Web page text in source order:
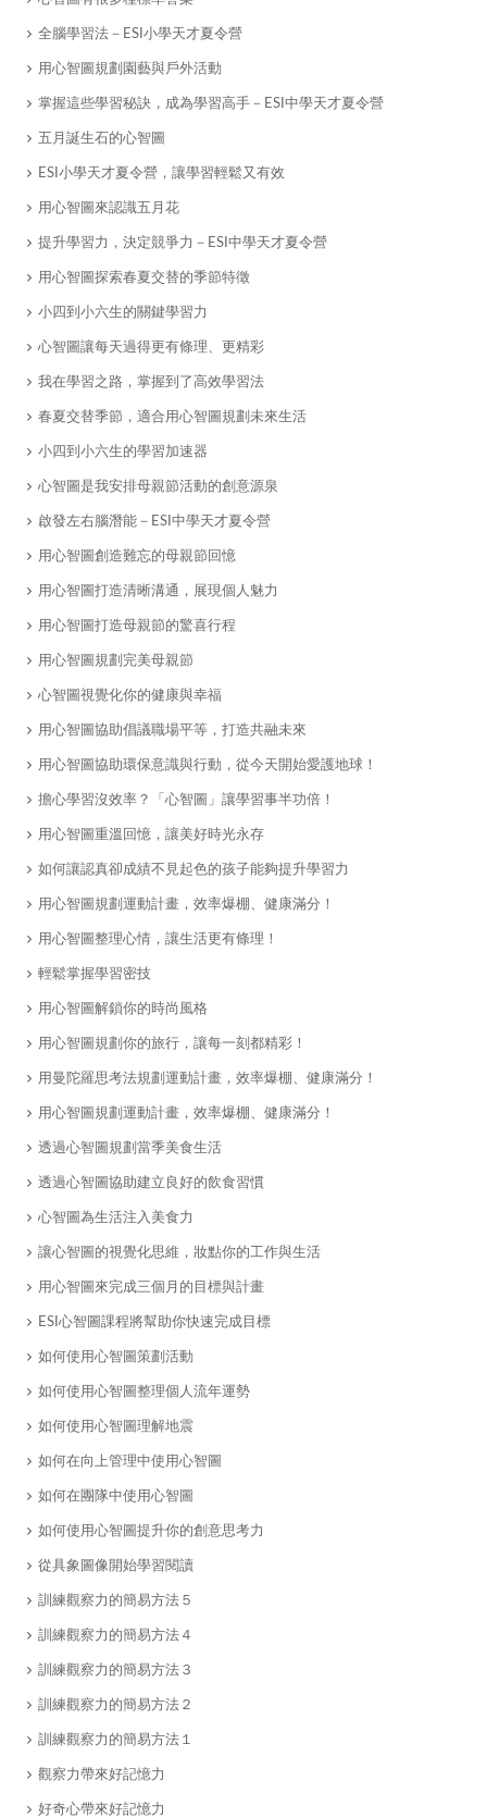
全腦學習法－ESI小學天才夏令營
​用心智圖規劃園藝與戶外活動
​掌握這些學習秘訣，成為學習高手－ESI中學天才夏令營
​五月誕生石的心智圖
ESI小學天才夏令營，讓學習輕鬆又有效
用心智圖來認識五月花
提升學習力，決定競爭力－ESI中學天才夏令營
用心智圖探索春夏交替的季節特徵
小四到小六生的關鍵學習力
心智圖讓每天過得更有條理、更精彩
我在學習之路，掌握到了高效學習法
春夏交替季節，適合用心智圖規劃未來生活
小四到小六生的學習加速器
​心智圖是我安排母親節活動的創意源泉
啟發左右腦潛能－ESI中學天才夏令營
​用心智圖創造難忘的母親節回憶
​用心智圖打造清晰溝通，展現個人魅力
​用心智圖打造母親節的驚喜行程
​用心智圖規劃完美母親節
心智圖視覺化你的健康與幸福
用心智圖協助倡議職場平等，打造共融未來
用心智圖協助環保意識與行動，從今天開始愛護地球！
擔心學習沒效率？「心智圖」讓學習事半功倍！
用心智圖重溫回憶，讓美好時光永存
如何讓認真卻成績不見起色的孩子能夠提升學習力
用心智圖規劃運動計畫，效率爆棚、健康滿分！
用心智圖整理心情，讓生活更有條理！
輕鬆掌握學習密技
用心智圖解鎖你的時尚風格
用心智圖規劃你的旅行，讓每一刻都精彩！
用曼陀羅思考法規劃運動計畫，效率爆棚、健康滿分！
用心智圖規劃運動計畫，效率爆棚、健康滿分！
透過心智圖規劃當季美食生活
透過心智圖協助建立良好的飲食習慣
心智圖為生活注入美食力
讓心智圖的視覺化思維，妝點你的工作與生活
用心智圖來完成三個月的目標與計畫
ESI心智圖課程將幫助你快速完成目標
如何使用心智圖策劃活動
如何使用心智圖整理個人流年運勢
如何使用心智圖理解地震
如何在向上管理中使用心智圖
如何在團隊中使用心智圖
如何使用心智圖提升你的創意思考力
從具象圖像開始學習閱讀
​訓練觀察力的簡易方法５
訓練觀察力的簡易方法４
訓練觀察力的簡易方法３
​訓練觀察力的簡易方法２
​訓練觀察力的簡易方法１
​觀察力帶來好記憶力
好奇心帶來好記憶力